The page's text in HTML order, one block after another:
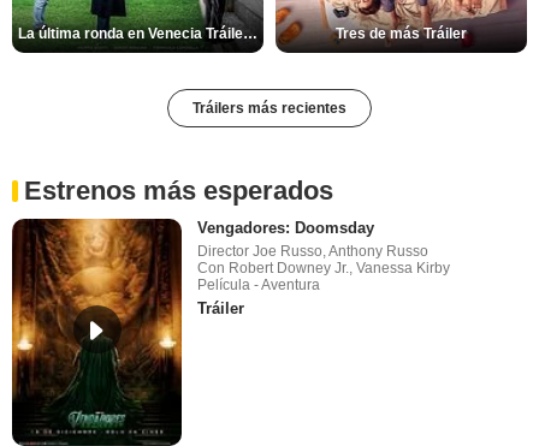
La última ronda en Venecia Tráiler VOSE Tres de más Tráiler
Tráilers más recientes
Estrenos más esperados
Vengadores: Doomsday
Director Joe Russo, Anthony Russo
Con Robert Downey Jr., Vanessa Kirby
Película - Aventura
Tráiler